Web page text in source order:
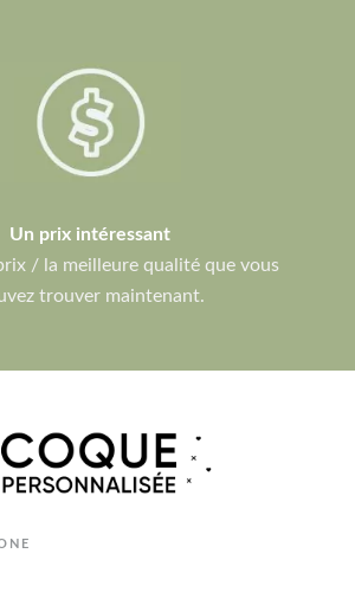
Un prix intéressant
/ la meilleure qualité que vous
trouver maintenant.